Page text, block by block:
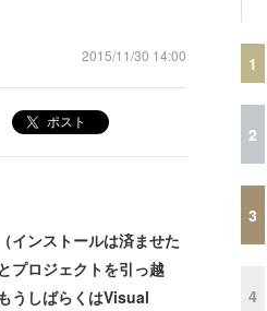
2015/11/30 14:00
ポスト
ンストールは済ませた
プロジェクトを引っ越
うしばらくはVisual
1
2
3
4